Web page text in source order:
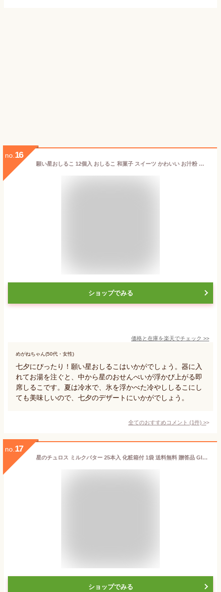
no. 16
願い星おしるこ 12個入 おしるこ 和菓子 スイーツ かわいい お汁粉 簡単 デザート おやつ しるこ あずき
ショップでみる
価格と在庫を楽天でチェック >>
めがねちゃん(50代・女性)
七夕にぴったり！願い星おしるこはいかがでしょう。器に入
れてお湯を注ぐと、中から星のおせんべいが浮かび上がる即
席しるこです。夏は冷水で、氷を浮かべた冷やししるこにし
ても美味しいので、七夕のデザートにいかがでしょう。
全てのおすすめコメント (1件) >
no. 17
星のチュロス ミルクバター 25本入 化粧箱付 1袋 送料無料 贈答品 GIFT プレゼント
ショップでみる